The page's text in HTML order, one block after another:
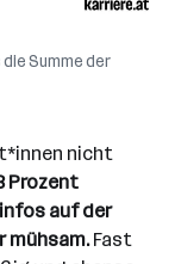
Summe der
nicht
Prozent
auf der
mühsam.Fast